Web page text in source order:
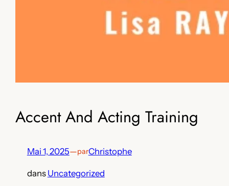
Accent And Acting Training
Mai 1, 2025—parChristophe
dans Uncategorized